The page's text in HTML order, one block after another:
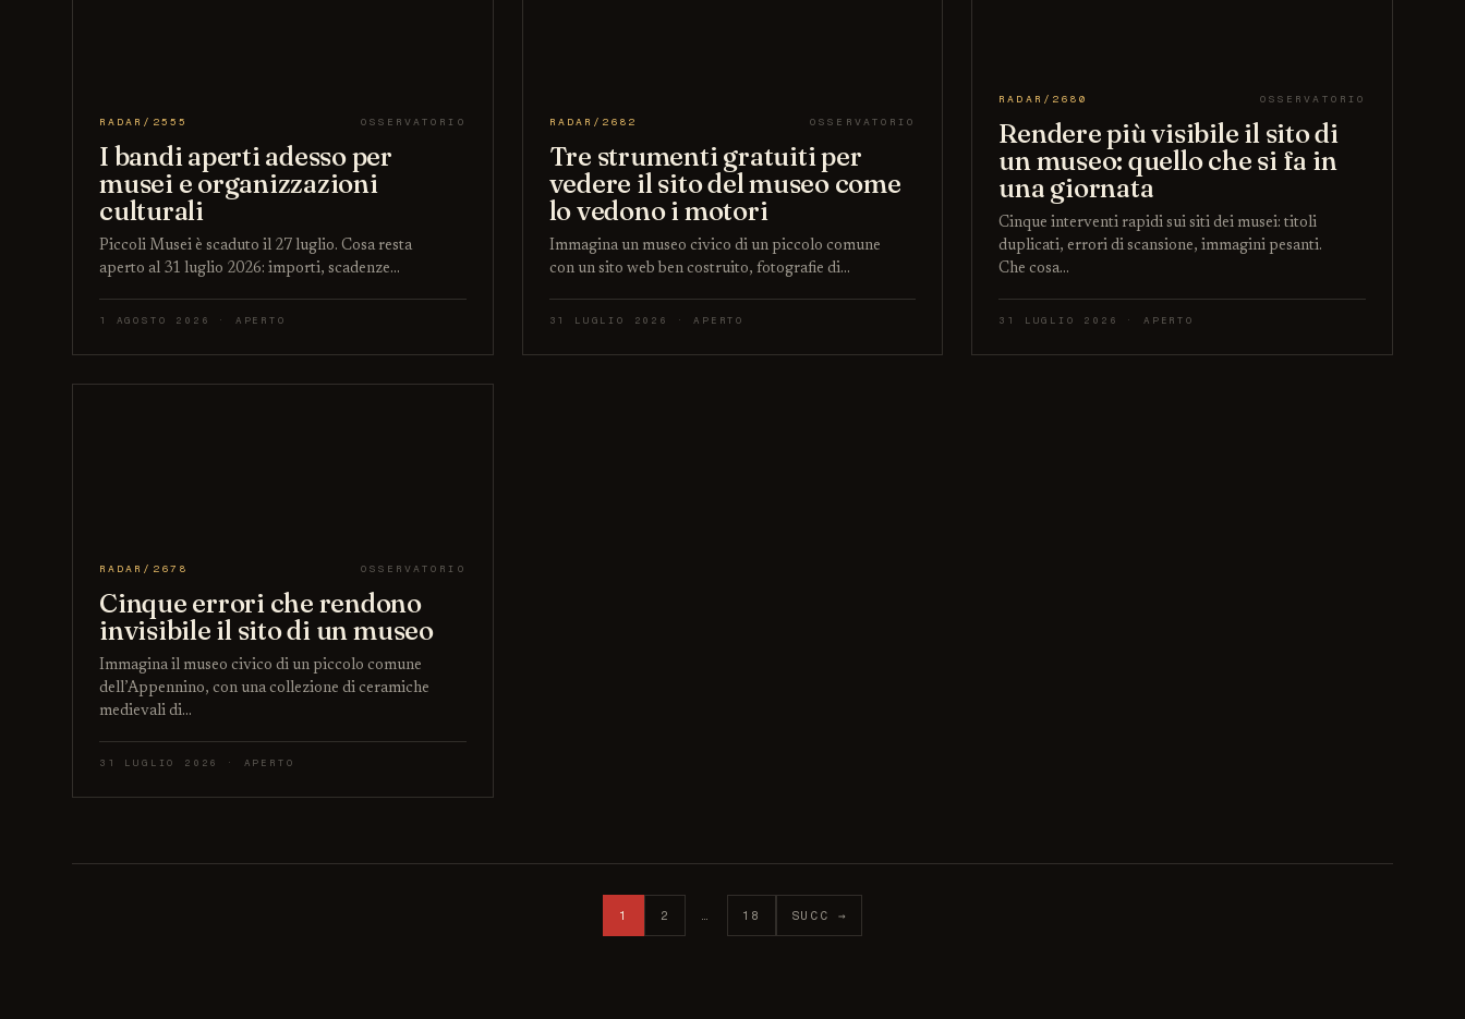
RADAR/2555 OSSERVATORIO
I bandi aperti adesso per
musei e organizzazioni
culturali
Piccoli Musei è scaduto il 27 luglio. Cosa resta
aperto al 31 luglio 2026: importi, scadenze…
1 AGOSTO 2026 · APERTO
RADAR/2682 OSSERVATORIO
Tre strumenti gratuiti per
vedere il sito del museo come
lo vedono i motori
Immagina un museo civico di un piccolo comune
con un sito web ben costruito, fotografie di…
31 LUGLIO 2026 · APERTO
RADAR/2680 OSSERVATORIO
Rendere più visibile il sito di
un museo: quello che si fa in
una giornata
Cinque interventi rapidi sui siti dei musei: titoli
duplicati, errori di scansione, immagini pesanti.
Che cosa…
31 LUGLIO 2026 · APERTO
RADAR/2678 OSSERVATORIO
Cinque errori che rendono
invisibile il sito di un museo
Immagina il museo civico di un piccolo comune
dell’Appennino, con una collezione di ceramiche
medievali di…
31 LUGLIO 2026 · APERTO
1 2 18 SUCC →